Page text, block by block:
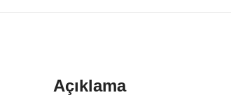
Açıklama